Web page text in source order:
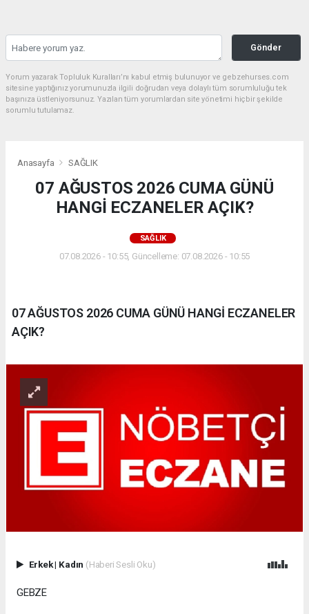
Gönder
Yorum yazarak Topluluk Kuralları’nı kabul etmiş bulunuyor ve gebzehurses.com
sitesine yaptığınız yorumunuzla ilgili doğrudan veya dolaylı tüm sorumluluğu tek
başınıza üstleniyorsunuz. Yazılan tüm yorumlardan site yönetimi hiçbir şekilde
sorumlu tutulamaz.
Anasayfa SAĞLIK
07 AĞUSTOS 2026 CUMA GÜNÜ
HANGİ ECZANELER AÇIK?
SAĞLIK
07.08.2026 - 10:55, Güncelleme: 07.08.2026 - 10:55
07 AĞUSTOS 2026 CUMA GÜNÜ HANGİ ECZANELER
AÇIK?
Erkek| Kadın (Haberi Sesli Oku)
GEBZE